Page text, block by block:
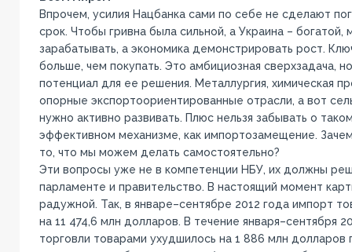
Впрочем, усилия Нацбанка сами по себе не сделают
срок. Чтобы гривна была сильной, а Украина –
зарабатывать, а экономика демонстрировать рост.
больше, чем покупать. Это амбициозная сверхзадача,
потенциал для ее решения. Металлургия, химическая
опорные экспортоориентированные отрасли, а вот
нужно активно развивать. Плюс нельзя забывать о
эффективном механизме, как импортозамещение.
то, что мы можем делать самостоятельно?
Эти вопросы уже не в компетенции НБУ, их должны
парламенте и правительство. В настоящий момент
радужной. Так, в январе–сентябре 2012 года импорт
на 11 474,6 млн долларов. В течение января–сентября
торговли товарами ухудшилось на 1 886 млн долларов